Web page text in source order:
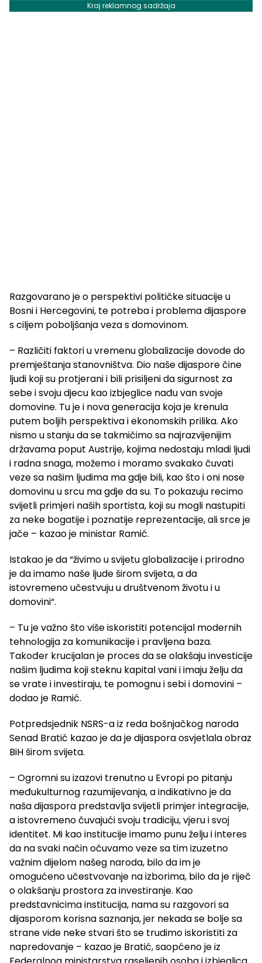
Kraj reklamnog sadržaja
Razgovarano je o perspektivi političke situacije u
Bosni i Hercegovini, te potreba i problema dijaspore
s ciljem poboljšanja veza s domovinom.
– Različiti faktori u vremenu globalizacije dovode do
premještanja stanovništva. Dio naše dijaspore čine
ljudi koji su protjerani i bili prisiljeni da sigurnost za
sebe i svoju djecu kao izbjeglice nađu van svoje
domovine. Tu je i nova generacija koja je krenula
putem boljih perspektiva i ekonomskih prilika. Ako
nismo u stanju da se takmičimo sa najrazvijenijim
državama poput Austrije, kojima nedostaju mladi ljudi
i radna snaga, možemo i moramo svakako čuvati
veze sa našim ljudima ma gdje bili, kao što i oni nose
domovinu u srcu ma gdje da su. To pokazuju recimo
svijetli primjeri naših sportista, koji su mogli nastupiti
za neke bogatije i poznatije reprezentacije, ali srce je
jače – kazao je ministar Ramić.
Istakao je da “živimo u svijetu globalizacije i prirodno
je da imamo naše ljude širom svijeta, a da
istovremeno učestvuju u društvenom životu i u
domovini“.
– Tu je važno što više iskoristiti potencijal modernih
tehnologija za komunikacije i pravljena baza.
Također krucijalan je proces da se olakšaju investicije
našim ljudima koji steknu kapital vani i imaju želju da
se vrate i investiraju, te pomognu i sebi i domovini –
dodao je Ramić.
Potpredsjednik NSRS-a iz reda bošnjačkog naroda
Senad Bratić kazao je da je dijaspora osvjetlala obraz
BiH širom svijeta.
– Ogromni su izazovi trenutno u Evropi po pitanju
međukulturnog razumijevanja, a indikativno je da
naša dijaspora predstavlja svijetli primjer integracije,
a istovremeno čuvajući svoju tradiciju, vjeru i svoj
identitet. Mi kao institucije imamo punu želju i interes
da na svaki način očuvamo veze sa tim izuzetno
važnim dijelom našeg naroda, bilo da im je
omogućeno učestvovanje na izborima, bilo da je riječ
o olakšanju prostora za investiranje. Kao
predstavnicima institucija, nama su razgovori sa
dijasporom korisna saznanja, jer nekada se bolje sa
strane vide neke stvari što se trudimo iskoristiti za
napredovanje – kazao je Bratić, saopćeno je iz